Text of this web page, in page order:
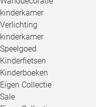
kinderkamer
Verlichting
kinderkamer
Speelgoed
Kinderfietsen
Kinderboeken
Eigen Collectie
Sale